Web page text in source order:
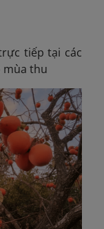
tiếp tại các
mùa thu